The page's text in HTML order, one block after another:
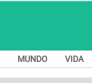
MUNDO VIDA